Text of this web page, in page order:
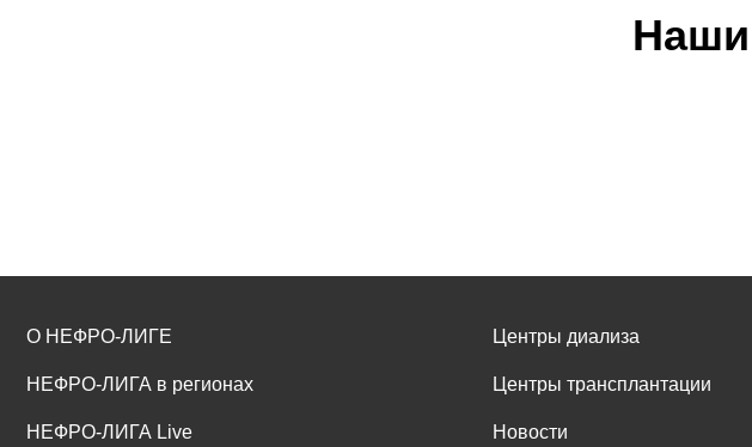
О НЕФРО-ЛИГЕ
НЕФРО-ЛИГА в регионах
НЕФРО-ЛИГА Live
Центры диализа
Центры трансплантации
Новости